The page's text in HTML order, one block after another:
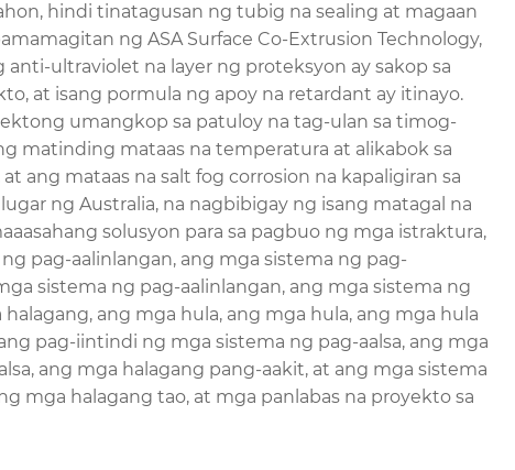
hindi tinatagusan ng tubig na sealing at magaan
ng ASA Surface Co-Extrusion Technology,
anti-ultraviolet na layer ng proteksyon ay sakop sa
at isang pormula ng apoy na retardant ay itinayo.
umangkop sa patuloy na tag-ulan sa timog-
matinding mataas na temperatura at alikabok sa
ang mataas na salt fog corrosion na kapaligiran sa
ng Australia, na nagbibigay ng isang matagal na
solusyon para sa pagbuo ng mga istraktura,
pag-aalinlangan, ang mga sistema ng pag-
sistema ng pag-aalinlangan, ang mga sistema ng
halagang, ang mga hula, ang mga hula, ang mga hula
pag-iintindi ng mga sistema ng pag-aalsa, ang mga
ang mga halagang pang-aakit, at ang mga sistema
mga halagang tao, at mga panlabas na proyekto sa